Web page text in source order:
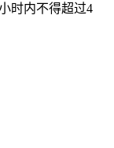
时内不得超过4